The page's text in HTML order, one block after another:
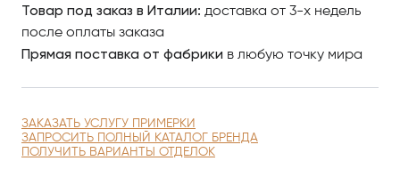
Товар под заказ в Италии: доставка от 3-х недель
после оплаты заказа
Прямая поставка от фабрики в любую точку мира
ЗАКАЗАТЬ УСЛУГУ ПРИМЕРКИ
ЗАПРОСИТЬ ПОЛНЫЙ КАТАЛОГ БРЕНДА
ПОЛУЧИТЬ ВАРИАНТЫ ОТДЕЛОК